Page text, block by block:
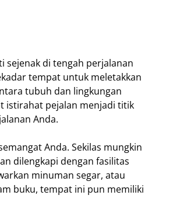
sejenak di tengah perjalanan
tempat untuk meletakkan
tubuh dan lingkungan
istirahat pejalan menjadi titik
Anda.
Anda. Sekilas mungkin
dilengkapi dengan fasilitas
minuman segar, atau
buku, tempat ini pun memiliki